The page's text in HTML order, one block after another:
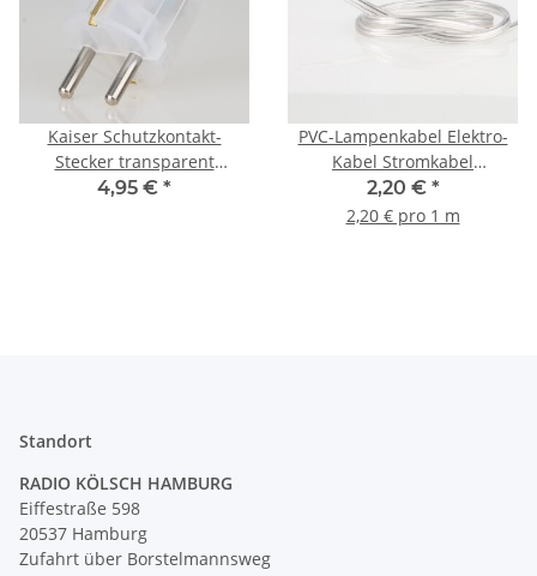
Kaiser Schutzkontakt-
Stecker transparent
250V/16A
4,95 € *
PVC-Lampenkabel Elektro-
Kabel Stromkabel
Flachkabel transparent 2-
adrig, 2x0,75mm²
2,20 € *
2,20 € pro 1 m
Standort
RADIO KÖLSCH HAMBURG
Eiffestraße 598
20537 Hamburg
Zufahrt über Borstelmannsweg